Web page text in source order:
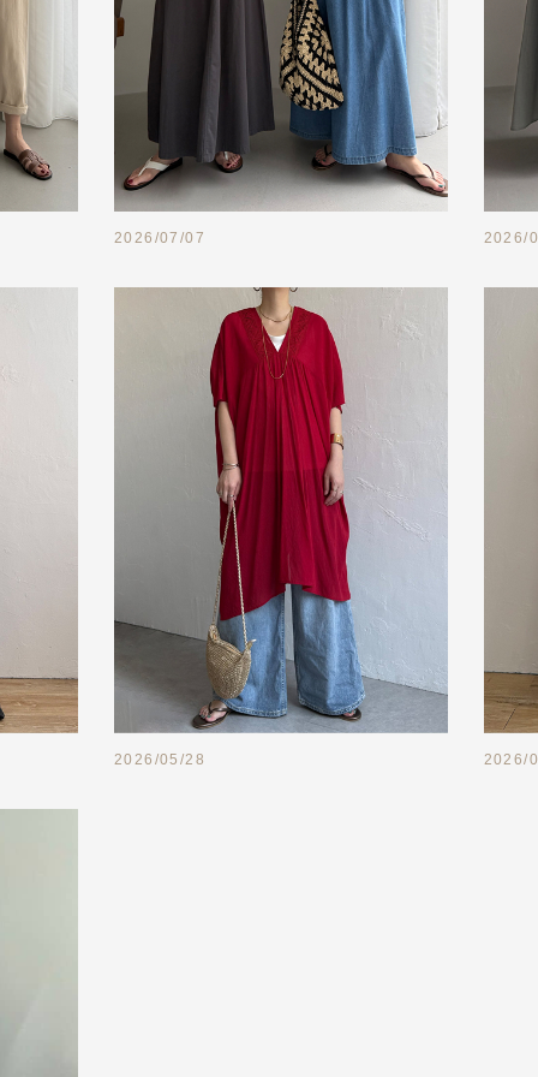
2026/07/07 2026/
2026/05/28 2026/